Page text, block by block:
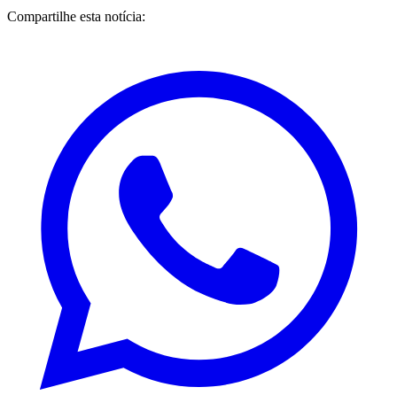
Compartilhe esta notícia: